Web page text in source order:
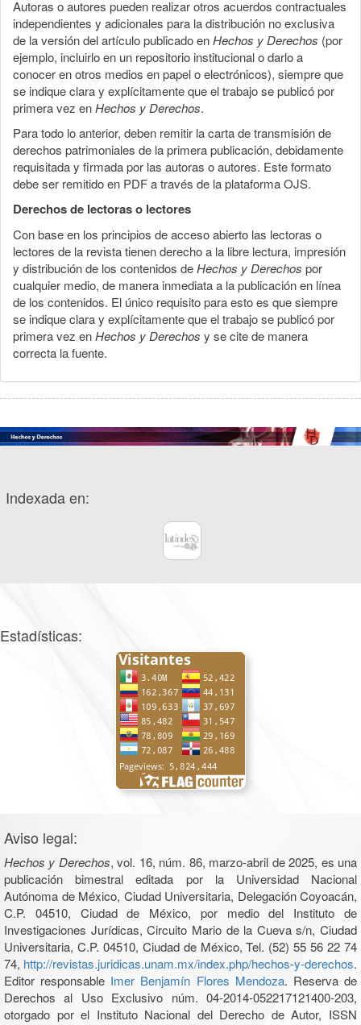
Autoras o autores pueden realizar otros acuerdos contractuales
independientes y adicionales para la distribución no exclusiva
de la versión del artículo publicado enHechos y Derechos (por
ejemplo, incluirlo en un repositorio institucional o darlo a
conocer en otros medios en papel o electrónicos), siempre que
se indique clara y explícitamente que el trabajo se publicó por
primera vez enHechos y Derechos.
Para todo lo anterior, deben remitir la carta de transmisión de
derechos patrimoniales de la primera publicación, debidamente
requisitada y firmada por las autoras o autores. Este formato
debe ser remitido en PDF a través de la plataforma OJS.
Derechos de lectoras o lectores
Con base en los principios de acceso abierto las lectoras o
lectores de la revista tienen derecho a la libre lectura, impresión
y distribución de los contenidos deHechos y Derechos por
cualquier medio, de manera inmediata a la publicación en línea
de los contenidos. El único requisito para esto es que siempre
se indique clara y explícitamente que el trabajo se publicó por
primera vez enHechos y Derechos y se cite de manera
correcta la fuente.
Indexada en:
Estadísticas:
Aviso legal:
Hechos y Derechos, vol. 16, núm. 86, marzo-abril de 2025, es una
publicación bimestral editada por la Universidad Nacional
Autónoma de México, Ciudad Universitaria, Delegación Coyoacán,
C.P. 04510, Ciudad de México, por medio del Instituto de
Investigaciones Jurídicas, Circuito Mario de la Cueva s/n, Ciudad
Universitaria, C.P. 04510, Ciudad de México, Tel. (52) 55 56 22 74
74, http://revistas.juridicas.unam.mx/index.php/hechos-y-derechos.
Editor responsable Imer Benjamín Flores Mendoza. Reserva de
Derechos al Uso Exclusivo núm. 04-2014-052217121400-203,
otorgado por el Instituto Nacional del Derecho de Autor, ISSN